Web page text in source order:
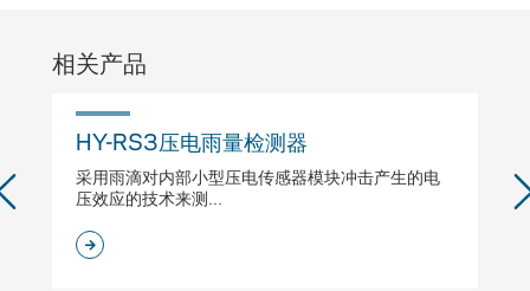
相关产品
HY-RS3压电雨量检测器
采用雨滴对内部小型压电传感器模块冲击产生的电
压效应的技术来测...
要